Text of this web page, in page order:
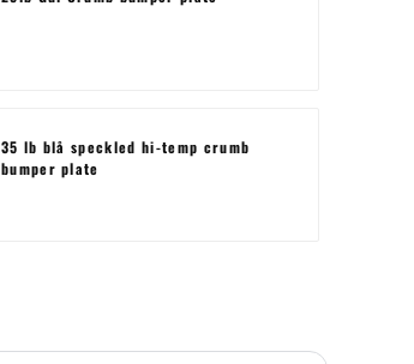
35 lb blå speckled hi-temp crumb
bumper plate